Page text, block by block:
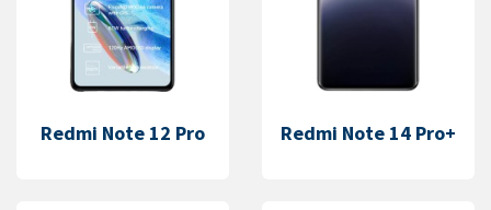
Redmi Note 12 Pro Redmi Note 14 Pro+